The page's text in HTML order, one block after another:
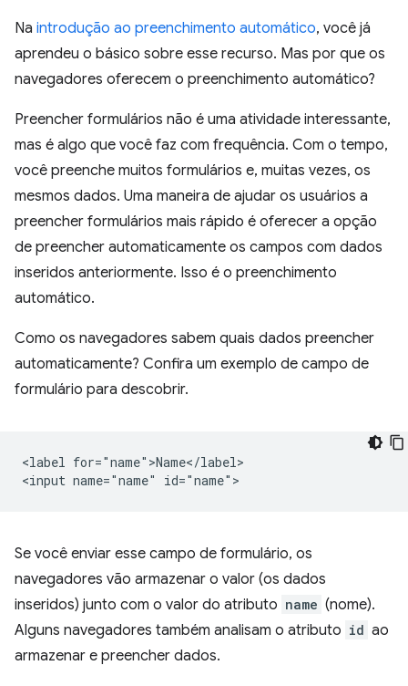
Na introdução ao preenchimento automático, você já
aprendeu o básico sobre esse recurso. Mas por que os
navegadores oferecem o preenchimento automático?
Preencher formulários não é uma atividade interessante,
mas é algo que você faz com frequência. Com o tempo,
você preenche muitos formulários e, muitas vezes, os
mesmos dados. Uma maneira de ajudar os usuários a
preencher formulários mais rápido é oferecer a opção
de preencher automaticamente os campos com dados
inseridos anteriormente. Isso é o preenchimento
automático.
Como os navegadores sabem quais dados preencher
automaticamente? Confira um exemplo de campo de
formulário para descobrir.
<label for="name">Name</label>
Se você enviar esse campo de formulário, os
navegadores vão armazenar o valor (os dados
inseridos) junto com o valor do atributo name (nome).
Alguns navegadores também analisam o atributo id ao
armazenar e preencher dados.